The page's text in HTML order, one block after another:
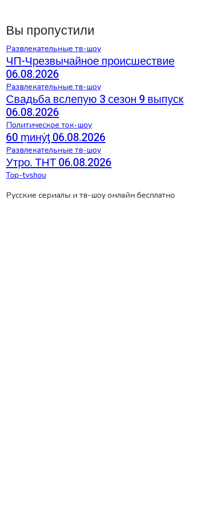
Вы пропустили
Развлекательные тв-шоу
ЧП-Чрезвычайное происшествие
06.08.2026
Развлекательные тв-шоу
Свадьба вслепую 3 сезон 9 выпуск
06.08.2026
Политическое ток-шоу
60 ṃинẏƫ 06.08.2026
Развлекательные тв-шоу
Утро. ТНТ 06.08.2026
Top-tvshou
Русские сериалы и тв-шоу онлайн бесплатно